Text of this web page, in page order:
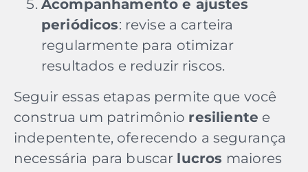
Acompanhamento e ajustes
periódicos: revise a carteira
regularmente para otimizar
resultados e reduzir riscos.
Seguir essas etapas permite que você
construa um patrimônio resiliente e
indepentente, oferecendo a segurança
necessária para buscar lucros maiores